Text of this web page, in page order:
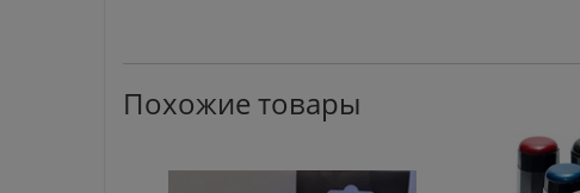
Похожие товары